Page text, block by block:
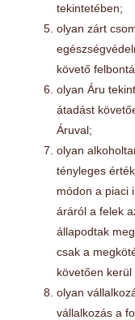
tekintetében;
olyan zárt
követő
olyan Áru
átadást
Áruval;
olyan
tényleges
módon a piaci
áráról a felek
állapodtak
csak a
követően kerül
olyan
vállalkozás a